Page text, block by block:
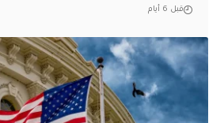
قبل 6 أيام